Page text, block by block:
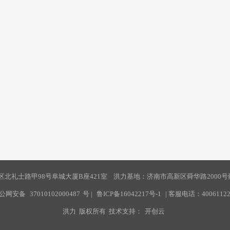
北礼士路甲98号阜城大厦B座421室 洪力基地：济南市高新区舜华路2000号
网安备 37010102000487 号 | 鲁ICP备16042217号-1 | 客服电话：
洪力 版权所有 技术支持： 开创云